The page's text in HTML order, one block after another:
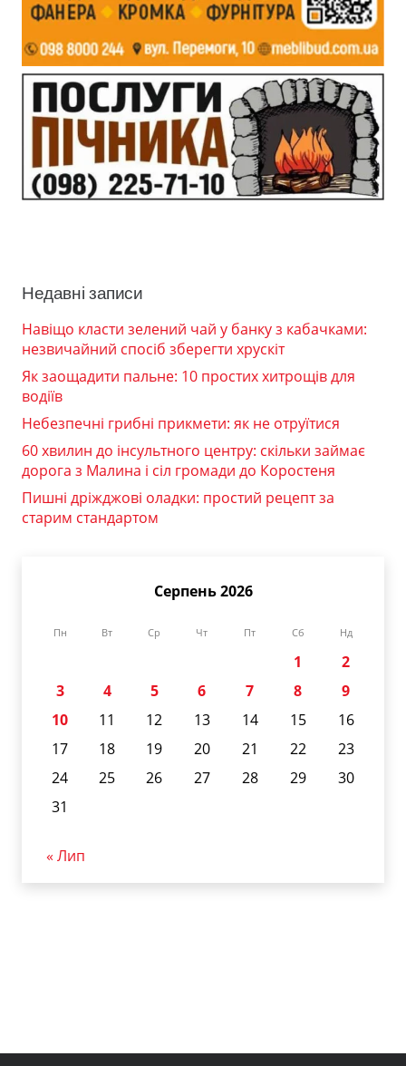
Недавні записи
Навіщо класти зелений чай у банку з кабачками:
незвичайний спосіб зберегти хрускіт
Як заощадити пальне: 10 простих хитрощів для
водіїв
Небезпечні грибні прикмети: як не отруїтися
60 хвилин до інсультного центру: скільки займає
дорога з Малина і сіл громади до Коростеня
Пишні дріжджові оладки: простий рецепт за
старим стандартом
Серпень 2026
Пн Вт Ср Чт Пт Сб Нд
1
2
3
4 5 6 7 8
9
10
11 12 13 14 15
16
17
18 19 20 21 22
23
24
25 26 27 28 29
30
31
« Лип